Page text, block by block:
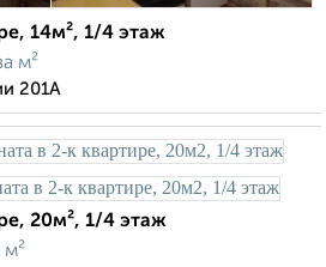
14м², 1/4 этаж
м²
201А
20м², 1/4 этаж
м²